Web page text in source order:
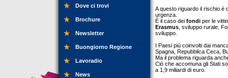
Dove ci trovi
Brochure
Newsletter
Buongiorno Regione
Lavoradio
News
A questo riguardo il rischio è
urgenza.
È il caso dei fondi per le
Erasmus , sviluppo rurale,
sviluppo.
I Paesi più coinvolti dai
Spagna, Repubblica Ceca,
Ma il problema riguarda
Ciò che accomuna gli Stati
a 1,9 miliardi di euro.